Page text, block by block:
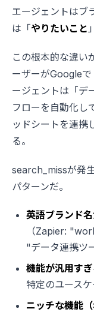
エージェントはブ
は「やりたいこと
この根本的な違い
ーザーがGoogle
ージェントは「デ
フローを自動化し
ッドシートを連携
る。
search_missが発
パターンだ。
英語ブランド
（Zapier:
"データ連携ツ
機能が汎用すぎ
特定のユース
ニッチな機能